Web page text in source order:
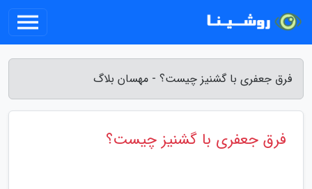
فرق جعفری با گشنیز چیست؟ - مهسان بلاگ
فرق جعفری با گشنیز چیست؟